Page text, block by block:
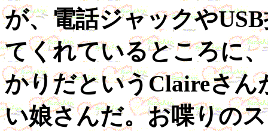
が、電話ジャックや
てくれているところに
かりだというClaireさん
い娘さんだ。お喋りの